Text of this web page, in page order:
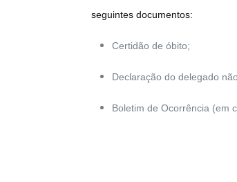
seguintes documentos:
Certidão de óbito;
Declaração do delegado
Boletim de Ocorrência (em